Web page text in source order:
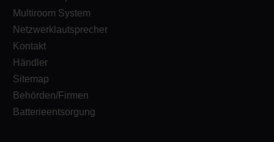
Multiroom System
Netzwerklautsprecher
Kontakt
Händler
Sitemap
Behörden/Firmen
Batterieentsorgung